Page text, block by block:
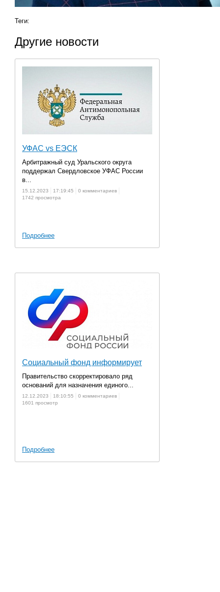
Теги:
Другие новости
УФАС vs ЕЭСК
Арбитражный суд Уральского округа
поддержал Свердловское УФАС России
в...
15.12.2023 17:19:45
0 комментариев
1742 просмотра
Подробнее
Социальный фонд информирует
Правительство скорректировало ряд
оснований для назначения единого...
12.12.2023 18:10:55
0 комментариев
1601 просмотр
Подробнее